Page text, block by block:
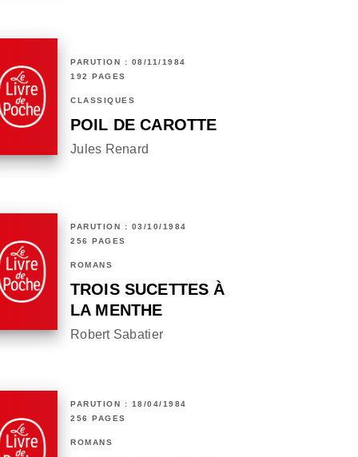
PARUTION : 08/11/1984
192 PAGES
CLASSIQUES
POIL DE CAROTTE
Jules Renard
PARUTION : 03/10/1984
256 PAGES
ROMANS
TROIS SUCETTES À
LA MENTHE
Robert Sabatier
PARUTION : 18/04/1984
256 PAGES
ROMANS